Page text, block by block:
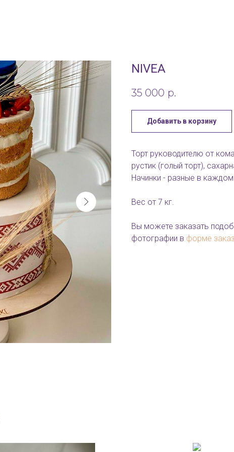
NIVEA
35 000 р.
Добавить в корзину
Торт руководителю от
рустик (голый торт),
Начинки - разные в
Вес от 7 кг.
Вы можете заказать
фотографии в форме